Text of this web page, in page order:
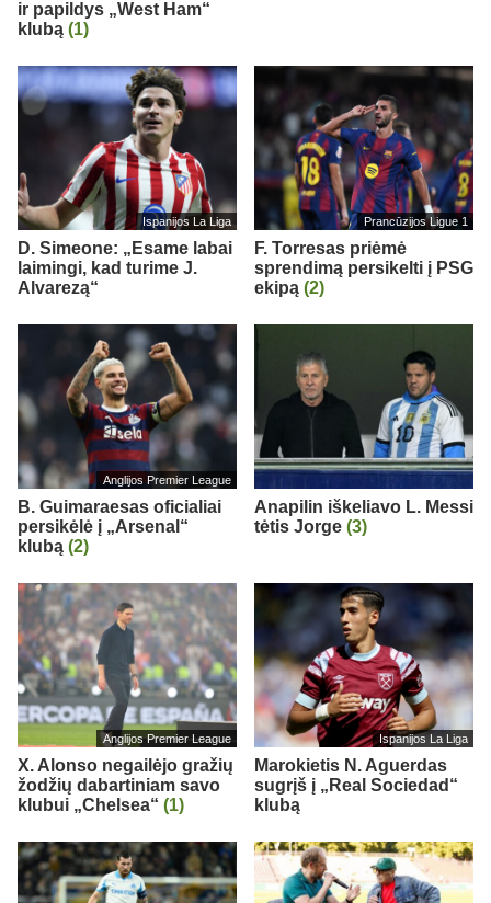
ir papildys „West Ham“
klubą (1)
Ispanijos La Liga
D. Simeone: „Esame labai
laimingi, kad turime J.
Alvarezą“
Prancūzijos Ligue 1
F. Torresas priėmė
sprendimą persikelti į PSG
ekipą (2)
Anglijos Premier League
B. Guimaraesas oficialiai
persikėlė į „Arsenal“
klubą (2)
Anapilin iškeliavo L. Messi
tėtis Jorge (3)
Anglijos Premier League
X. Alonso negailėjo gražių
žodžių dabartiniam savo
klubui „Chelsea“ (1)
Ispanijos La Liga
Marokietis N. Aguerdas
sugrįš į „Real Sociedad“
klubą